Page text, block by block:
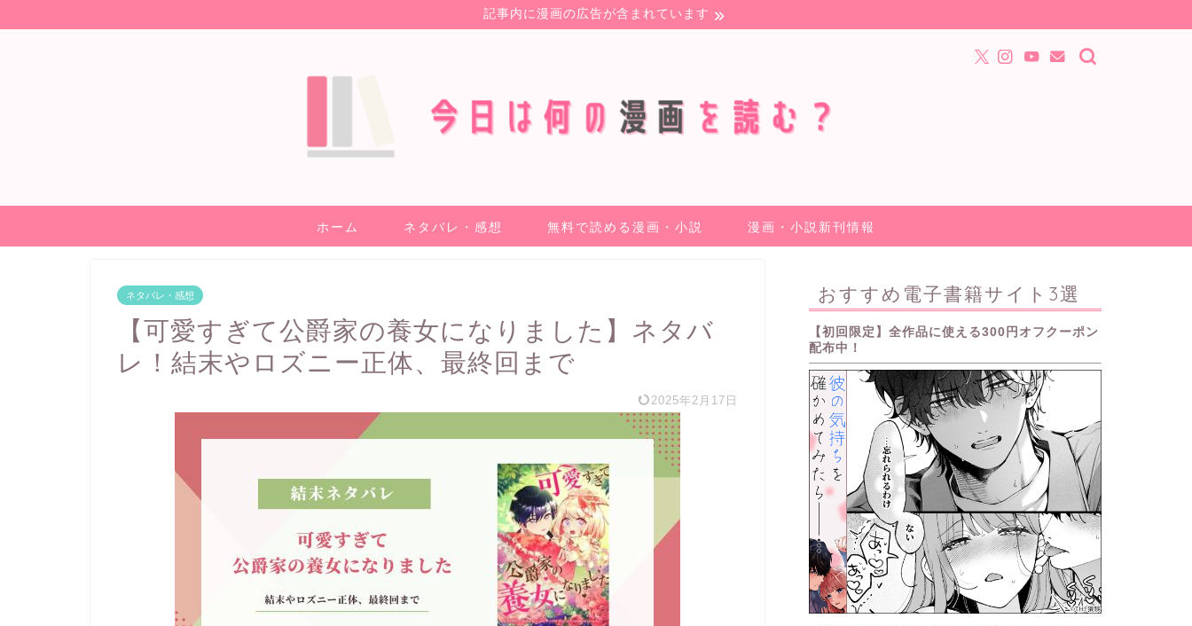
記事内に漫画の広告が含まれています
ホーム ネタバレ・感想 無料で読める漫画・小説 漫画・小説新刊情報
ネタバレ・感想
【可愛すぎて公爵家の養女になりました】ネタバ
レ！結末やロズニー正体、最終回まで
2025年2月17日
おすすめ電子書籍サイト3選
【初回限定】全作品に使える300円オフクーポン
配布中！